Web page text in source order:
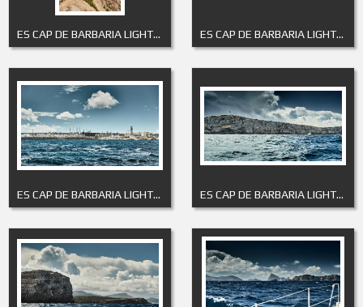
ES CAP DE BARBARIA LIGHTHOUSE 3 ES CAP DE BARBARIA LIGHTHOUSE 4
ES CAP DE BARBARIA LIGHTHOUSE 5 ES CAP DE BARBARIA LIGHTHOUSE 6